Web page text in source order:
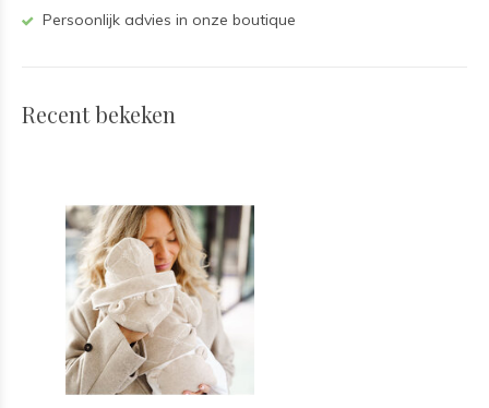
Persoonlijk advies in onze boutique
Recent bekeken